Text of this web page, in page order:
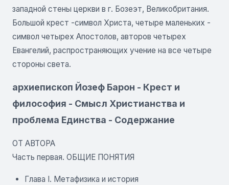
западной стены церкви в г. Бозеэт, Великобритания.
Большой крест -символ Христа, четыре маленьких -
символ четырех Апостолов, авторов четырех
Евангелий, распространяющих учение на все четыре
стороны света.
архиепископ Йозеф Барон - Крест и
философия - Смысл Христианства и
проблема Единства - Содержание
ОТ АВТОРА
Часть первая. ОБЩИЕ ПОНЯТИЯ
Глава I. Метафизика и история